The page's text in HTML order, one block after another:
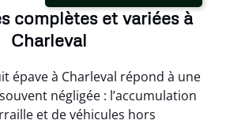
complètes et variées à
Charleval
épave à Charleval répond à une
négligée : l’accumulation
et de véhicules hors